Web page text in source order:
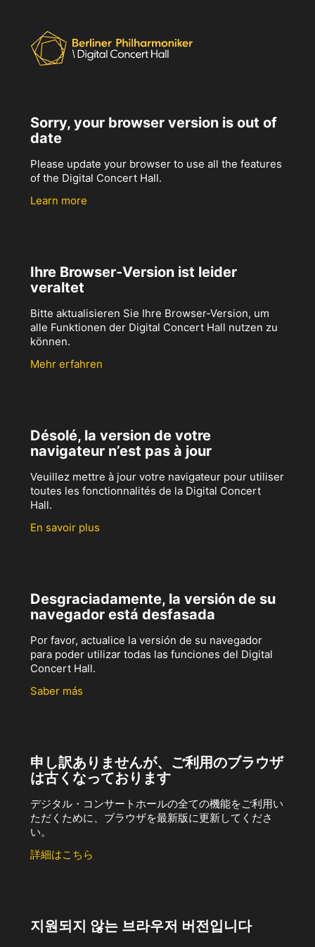
Sorry, your browser version is out of
date
Please update your browser to use all the features
of the Digital Concert Hall.
Learn more
Ihre Browser-Version ist leider
veraltet
Bitte aktualisieren Sie Ihre Browser-Version, um
alle Funktionen der Digital Concert Hall nutzen zu
können.
Mehr erfahren
Désolé, la version de votre
navigateur n’est pas à jour
Veuillez mettre à jour votre navigateur pour utiliser
toutes les fonctionnalités de la Digital Concert
Hall.
En savoir plus
Desgraciadamente, la versión de su
navegador está desfasada
Por favor, actualice la versión de su navegador
para poder utilizar todas las funciones del Digital
Concert Hall.
Saber más
申し訳ありませんが、ご利用のブラウザ
は古くなっております
デジタル・コンサートホールの全ての機能をご利用い
ただくために、ブラウザを最新版に更新してくださ
い。
詳細はこちら
지원되지 않는 브라우저 버전입니다